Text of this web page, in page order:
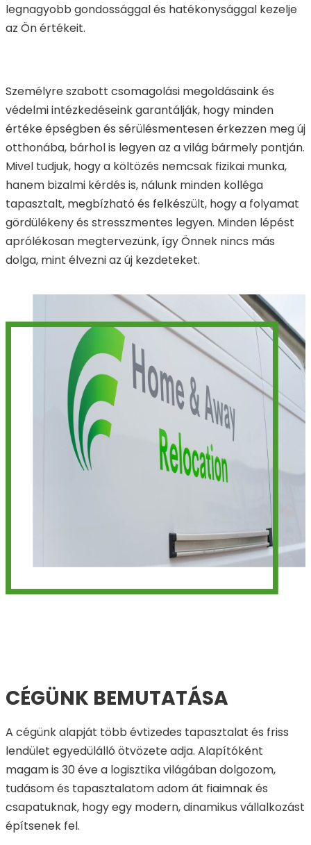
legnagyobb gondossággal és hatékonysággal kezelje
az Ön értékeit.
Személyre szabott csomagolási megoldásaink és
védelmi intézkedéseink garantálják, hogy minden
értéke épségben és sérülésmentesen érkezzen meg új
otthonába, bárhol is legyen az a világ bármely pontján.
Mivel tudjuk, hogy a költözés nemcsak fizikai munka,
hanem bizalmi kérdés is, nálunk minden kolléga
tapasztalt, megbízható és felkészült, hogy a folyamat
gördülékeny és stresszmentes legyen. Minden lépést
aprólékosan megtervezünk, így Önnek nincs más
dolga, mint élvezni az új kezdeteket.
CÉGÜNK BEMUTATÁSA
A cégünk alapját több évtizedes tapasztalat és friss
lendület egyedülálló ötvözete adja. Alapítóként
magam is 30 éve a logisztika világában dolgozom,
tudásom és tapasztalatom adom át fiaimnak és
csapatuknak, hogy egy modern, dinamikus vállalkozást
építsenek fel.